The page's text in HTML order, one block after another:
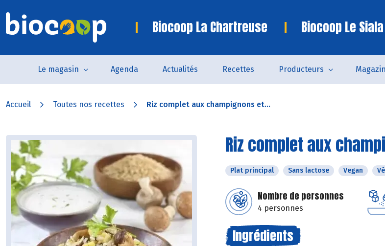
Biocoop La Chartreuse Biocoop Le Siala
Le magasin Agenda Actualités Recettes Producteurs
Accueil Toutes nos recettes Riz complet aux champignons et...
Riz complet aux
Plat principal Sans lactose Vegan
Nombre de personnes
4 personnes
Ingrédients